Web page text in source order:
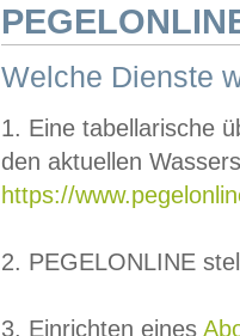
Welche Dienste
1. Eine tabellarische
den aktuellen
https://
2. PEGELONLINE
3. Einrichten eines